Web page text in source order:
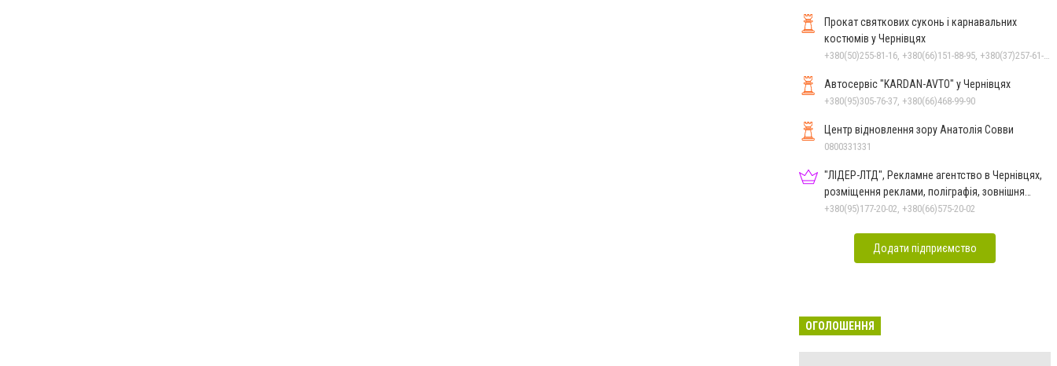
Прокат святкових суконь і карнавальних
костюмів у Чернівцях
Автосервіс "KARDAN-AVTO" у Чернівцях
+380(95)305-76-37, +380(66)468-99-90
Центр відновлення зору Анатолія Совви
0800331331
"ЛІДЕР-ЛТД", Рекламне агентство в Чернівцях,
розміщення реклами, поліграфія, зовнішня
реклама
+380(95)177-20-02, +380(66)575-20-02
Додати підприємство
ОГОЛОШЕННЯ